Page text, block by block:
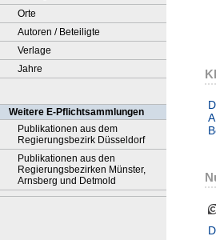
Orte
Autoren / Beteiligte
Verlage
Jahre
Weitere E-Pflichtsammlungen
Publikationen aus dem
Regierungsbezirk Düsseldorf
Publikationen aus den
Regierungsbezirken Münster,
Arnsberg und Detmold